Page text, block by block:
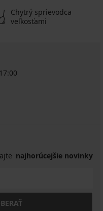
Chytrý sprievodca
veľkosťami
najhorúcejšie novinky